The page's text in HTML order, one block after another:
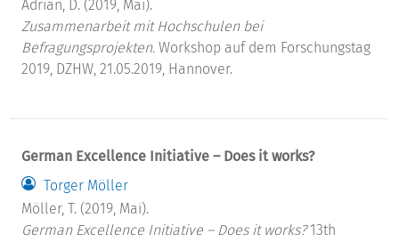
Adrian, D. (2019, Mai).
Zusammenarbeit mit Hochschulen bei
Befragungsprojekten. Workshop auf dem Forschungstag
2019, DZHW, 21.05.2019, Hannover.
German Excellence Initiative – Does it works?
Torger Möller
Möller, T. (2019, Mai).
German Excellence Initiative – Does it works?13th